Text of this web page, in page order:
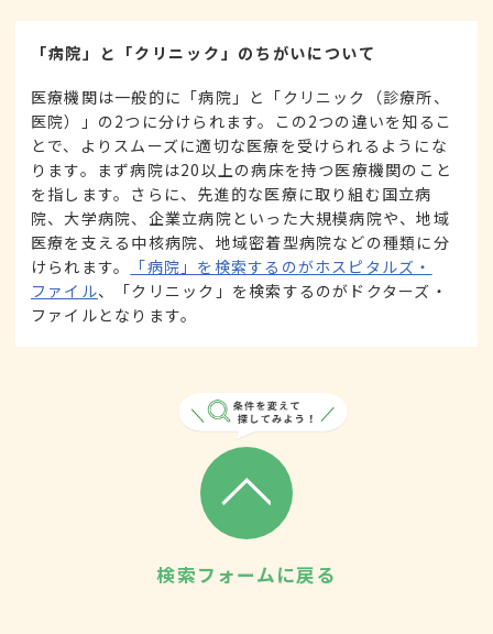
「病院」と「クリニック」のちがいについて
医療機関は一般的に「病院」と「クリニック（診療所、
医院）」の2つに分けられます。この2つの違いを知るこ
とで、よりスムーズに適切な医療を受けられるようにな
ります。まず病院は20以上の病床を持つ医療機関のこと
を指します。さらに、先進的な医療に取り組む国立病
院、大学病院、企業立病院といった大規模病院や、地域
医療を支える中核病院、地域密着型病院などの種類に分
けられます。
「病院」を検索するのがホスピタルズ・
ファイル、「クリニック」を検索するのがドクターズ・
ファイルとなります。
検索フォームに戻る